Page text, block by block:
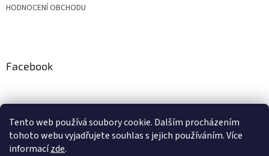
Tento web používá soubory cookie. Dalším procházením
tohoto webu vyjadřujete souhlas s jejich používáním. Více
informacízde.
HODNOCENÍ OBCHODU
Facebook